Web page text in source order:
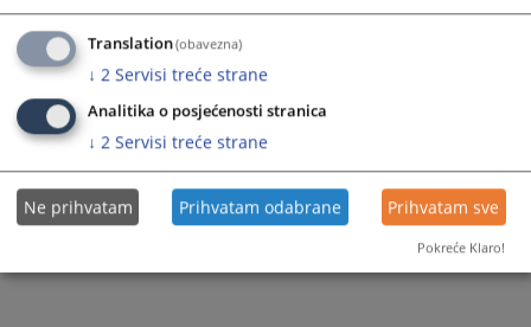
Translation(obavezna)
↓ 2 Servisi treće strane
Analitika o posjećenosti stranica
↓ 2 Servisi treće strane
Ne prihvatam Prihvatam odabrane Prihvatam sve
Pokreće Klaro!